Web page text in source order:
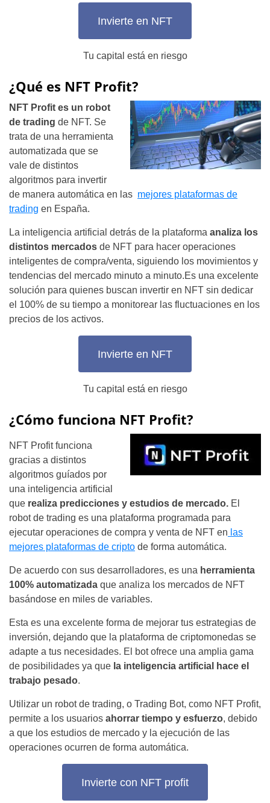
Invierte en NFT
Tu capital está en riesgo
¿Qué es NFT Profit?
NFT Profit es un robot
de trading de NFT. Se
trata de una herramienta
automatizada que se
vale de distintos
algoritmos para invertir
de manera automática en las mejores plataformas de
trading en España.
La inteligencia artificial detrás de la plataforma analiza los
distintos mercados de NFT para hacer operaciones
inteligentes de compra/venta, siguiendo los movimientos y
tendencias del mercado minuto a minuto.Es una excelente
solución para quienes buscan invertir en NFT sin dedicar
el 100% de su tiempo a monitorear las fluctuaciones en los
precios de los activos.
Invierte en NFT
Tu capital está en riesgo
¿Cómo funciona NFT Profit?
NFT Profit funciona
gracias a distintos
algoritmos guíados por
una inteligencia artificial
que realiza predicciones y estudios de mercado. El
robot de trading es una plataforma programada para
ejecutar operaciones de compra y venta de NFT en las
mejores plataformas de cripto de forma automática.
De acuerdo con sus desarrolladores, es una herramienta
100% automatizada que analiza los mercados de NFT
basándose en miles de variables.
Esta es una excelente forma de mejorar tus estrategias de
inversión, dejando que la plataforma de criptomonedas se
adapte a tus necesidades. El bot ofrece una amplia gama
de posibilidades ya que la inteligencia artificial hace el
trabajo pesado.
Utilizar un robot de trading, o Trading Bot, como NFT Profit,
permite a los usuarios ahorrar tiempo y esfuerzo, debido
a que los estudios de mercado y la ejecución de las
operaciones ocurren de forma automática.
Invierte con NFT profit